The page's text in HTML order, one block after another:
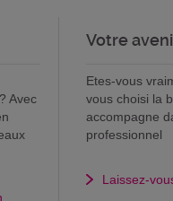
Avec
Votre
Etes-vous
vous choisi la
accompagne
professionnel
Laissez-